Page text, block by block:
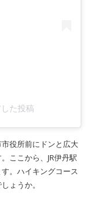
た投稿
役所前にドンと広大
ここから、JR伊丹駅
。ハイキングコース
ょうか。